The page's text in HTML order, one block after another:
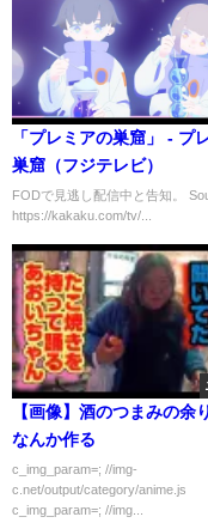
「プレミアの巣窟」 - プ
巣窟（フジテレビ）
FODで見逃し配信中と告知。
https://kakaku.com/tv/...
【画像】酒のつまみの余
なんか作る
c_img_param=; //img-
c.net/output/category/anime.js
c_img_param=; //img...